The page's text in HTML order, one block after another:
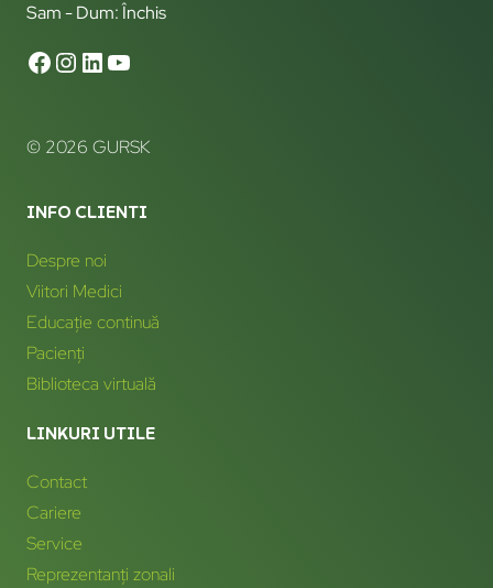
Sam - Dum: Închis
© 2026 GURSK
INFO CLIENTI
Despre noi
Viitori Medici
Educație continuă
Pacienți
Biblioteca virtuală
LINKURI UTILE
Contact
Cariere
Service
Reprezentanți zonali